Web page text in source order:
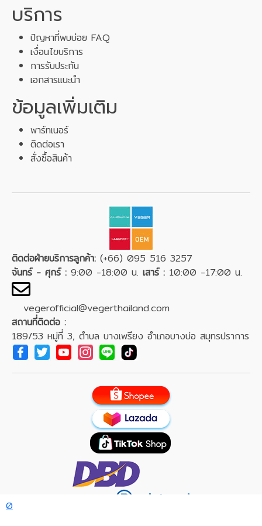
0
บริการ
ปัญหาที่พบบ่อย FAQ
เงื่อนไขบริการ
การรับประกัน
เอกสารแนะนำ
ข้อมูลเพิ่มเติม
พาร์ทเนอร์
ติดต่อเรา
สั่งซื้อสินค้า
ติดต่อฝ่ายบริการลูกค้า: (+66) 095 516 3257
จันทร์ - ศุกร์ : 9:00 -18:00 น. เสาร์ : 10:00 -17:00 น.
vegerofficial@vegerthailand.com
สถานที่ติดต่อ :
189/53 หมู่ที่ 3, ตำบล บางเพรียง อำเภอบางบ่อ สมุทรปราการ